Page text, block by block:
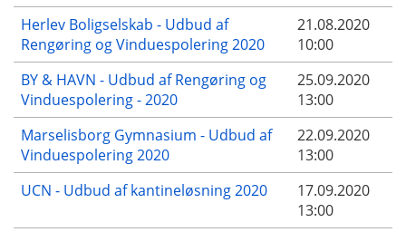
Herlev Boligselskab - Udbud af
Rengøring og Vinduespolering 2020
21.08.2020
10:00
BY & HAVN - Udbud af Rengøring og
Vinduespolering - 2020
25.09.2020
13:00
Marselisborg Gymnasium - Udbud af
Vinduespolering 2020
22.09.2020
13:00
UCN - Udbud af kantineløsning 2020
17.09.2020
13:00